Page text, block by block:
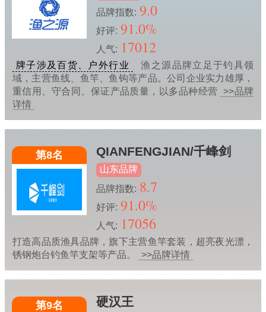
品牌指数: 9.0
好评: 91.0%
人气: 17012
牌子涉及百货、户外行业
渔之源品牌立足于钓具领
域，主营鱼线、鱼竿、鱼钩等产品。公司企业实力雄厚，
重信用、守合同、保证产品质量，以多品种经营
>>品牌
详情
第8名 QIANFENGJIAN/千峰剑
山东品牌
品牌指数: 8.7
好评: 91.0%
人气: 17056
打造高品质渔具品牌，旗下主营鱼竿套装，超亮夜光漂，
锈钢炮台钓鱼竿支架等产品。
>>品牌详情
第9名 硬汉王